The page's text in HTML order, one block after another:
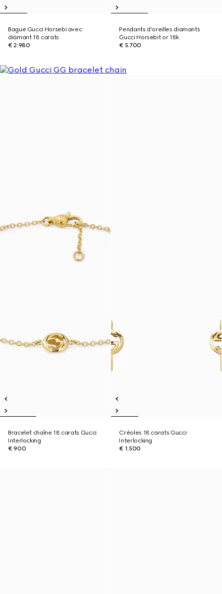
Bague Gucci Horsebi avec
diamant 18 carats
€ 2.980
Pendants d’oreilles diamants
Gucci Horsebit or 18k
€ 5.700
Bracelet chaîne 18 carats Gucci
Interlocking
€ 900
Créoles 18 carats Gucci
Interlocking
€ 1.500